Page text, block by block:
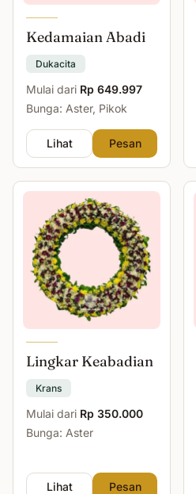
Kedamaian Abadi
Dukacita
Mulai dari Rp 649.997
Bunga: Aster, Pikok
Lihat Pesan
Lingkar Keabadian
Krans
Mulai dari Rp 350.000
Bunga: Aster
Lihat Pesan